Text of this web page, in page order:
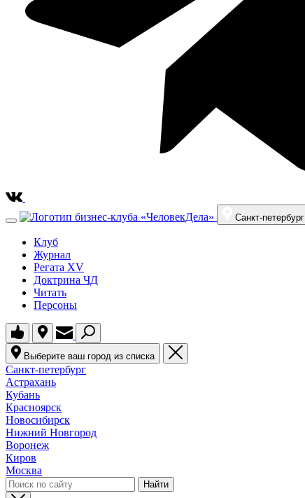
Санкт-петербург
Клуб
Журнал
Регата XV
Доктрина ЧД
Читать
Персоны
Выберите ваш город из списка
Санкт-петербург
Астрахань
Кубань
Красноярск
Новосибирск
Нижний Новгород
Воронеж
Киров
Москва